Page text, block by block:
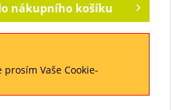
nákupního košíku
Vaše Cookie-